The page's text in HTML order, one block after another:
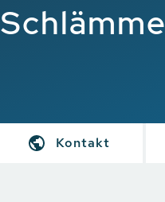
Kontakt